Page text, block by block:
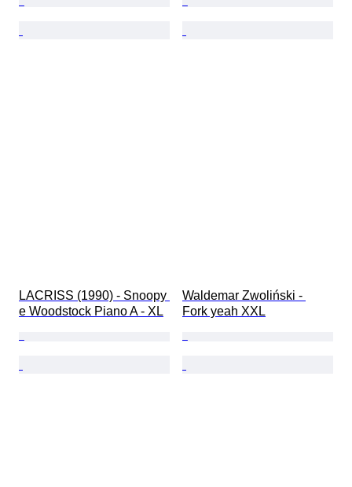
LACRISS (1990) - Snoopy
e Woodstock Piano A - XL
Waldemar Zwoliński -
Fork yeah XXL